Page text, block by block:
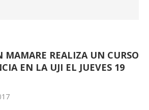
MAMARE REALIZA UN CURSO
EN LA UJI EL JUEVES 19